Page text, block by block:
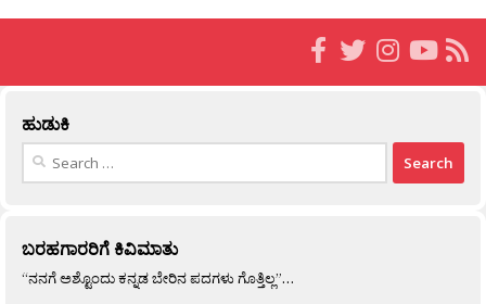
ಹುಡುಕಿ
Search
ಬರಹಗಾರರಿಗೆ ಕಿವಿಮಾತು
“ನನಗೆ ಅಶ್ಟೊಂದು ಕನ್ನಡ ಬೇರಿನ ಪದಗಳು ಗೊತ್ತಿಲ್ಲ”…